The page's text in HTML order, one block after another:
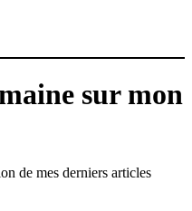
sur mon
de mes derniers articles